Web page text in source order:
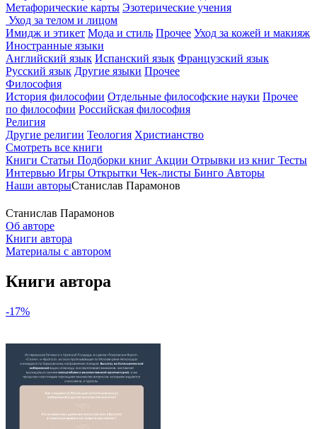
Метафорические карты Эзотерические учения
Уход за телом и лицом
Имидж и этикет Мода и стиль Прочее Уход за кожей и макияж
Иностранные языки
Английский язык Испанский язык Французский язык
Русский язык Другие языки Прочее
Философия
История философии Отдельные философские науки Прочее
по философии Российская философия
Религия
Другие религии Теология Христианство
Смотреть все книги
Книги Статьи Подборки книг Акции Отрывки из книг Тесты
Интервью Игры Открытки Чек-листы Бинго Авторы
Наши авторыСтанислав Парамонов
Станислав Парамонов
Об авторе
Книги автора
Материалы с автором
Книги автора
-17%